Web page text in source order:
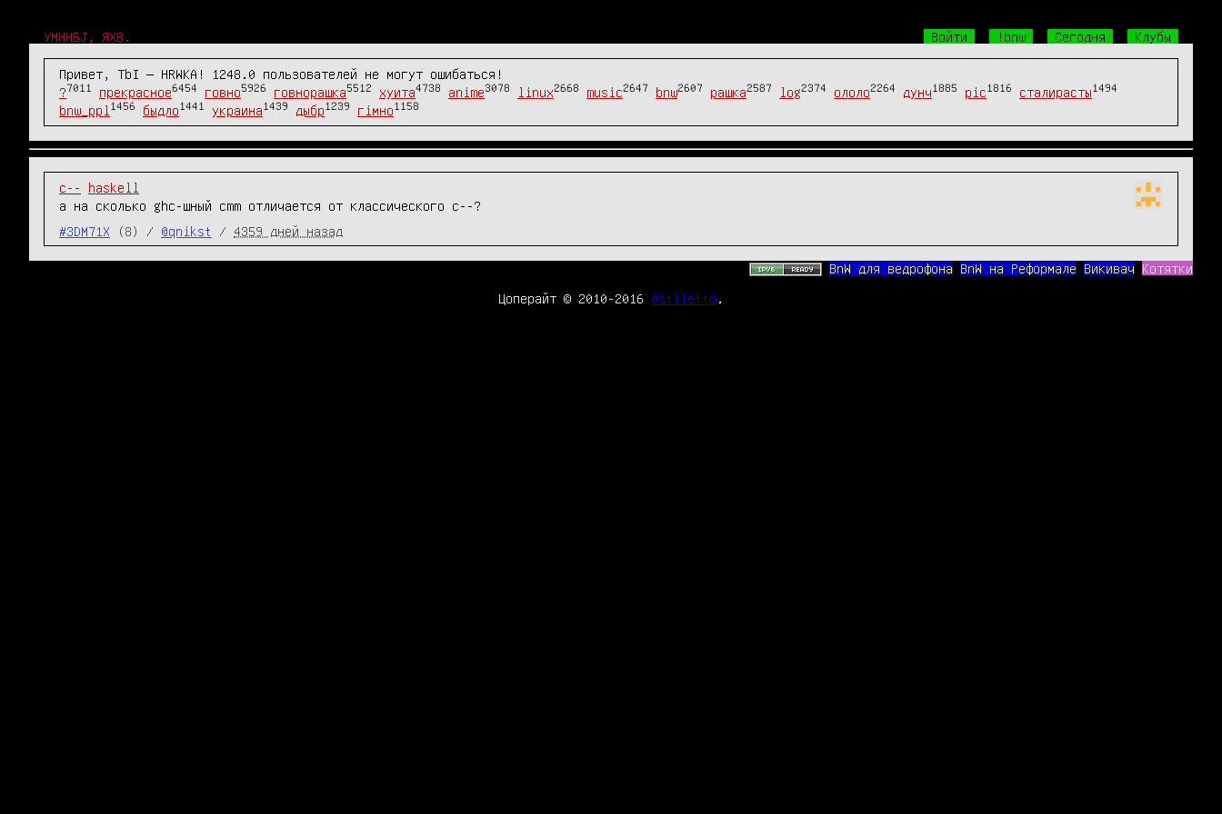
УМННБJ, ЯХВ. Войти !bnw Сегодня Клубы
Привет, TbI — HRWKA! 1248.0 пользователей не могут ошибаться!
?7011 прекрасное6454 говно5926 говнорашка5512 хуита4738 anime3078 linux2668 music2647 bnw2607 рашка2587 log2374 ололо2264 дунч1885 pic1816 сталирасты1494
bnw_ppl 1456 быдло1441 украина1439 дыбр1239 гімно1158
c--
haskell
а на сколько ghc-шный cmm отличается от классического c--?
#3DM71X
(8) / @qnikst / 4359 дней назад
BnW для ведрофона BnW на Реформале Викивач Котятки
Цоперайт © 2010-2016 @stiletto